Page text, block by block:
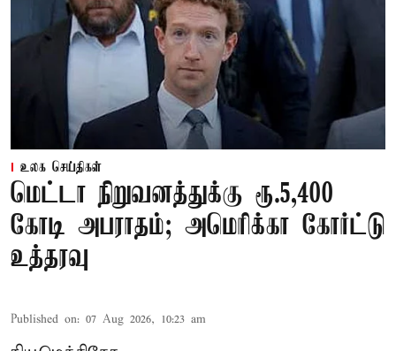
உலக செய்திகள்
மெட்டா நிறுவனத்துக்கு ரூ.5,400
கோடி அபராதம்; அமெரிக்கா கோர்ட்டு
உத்தரவு
Published on: 07 Aug 2026, 10:23 am